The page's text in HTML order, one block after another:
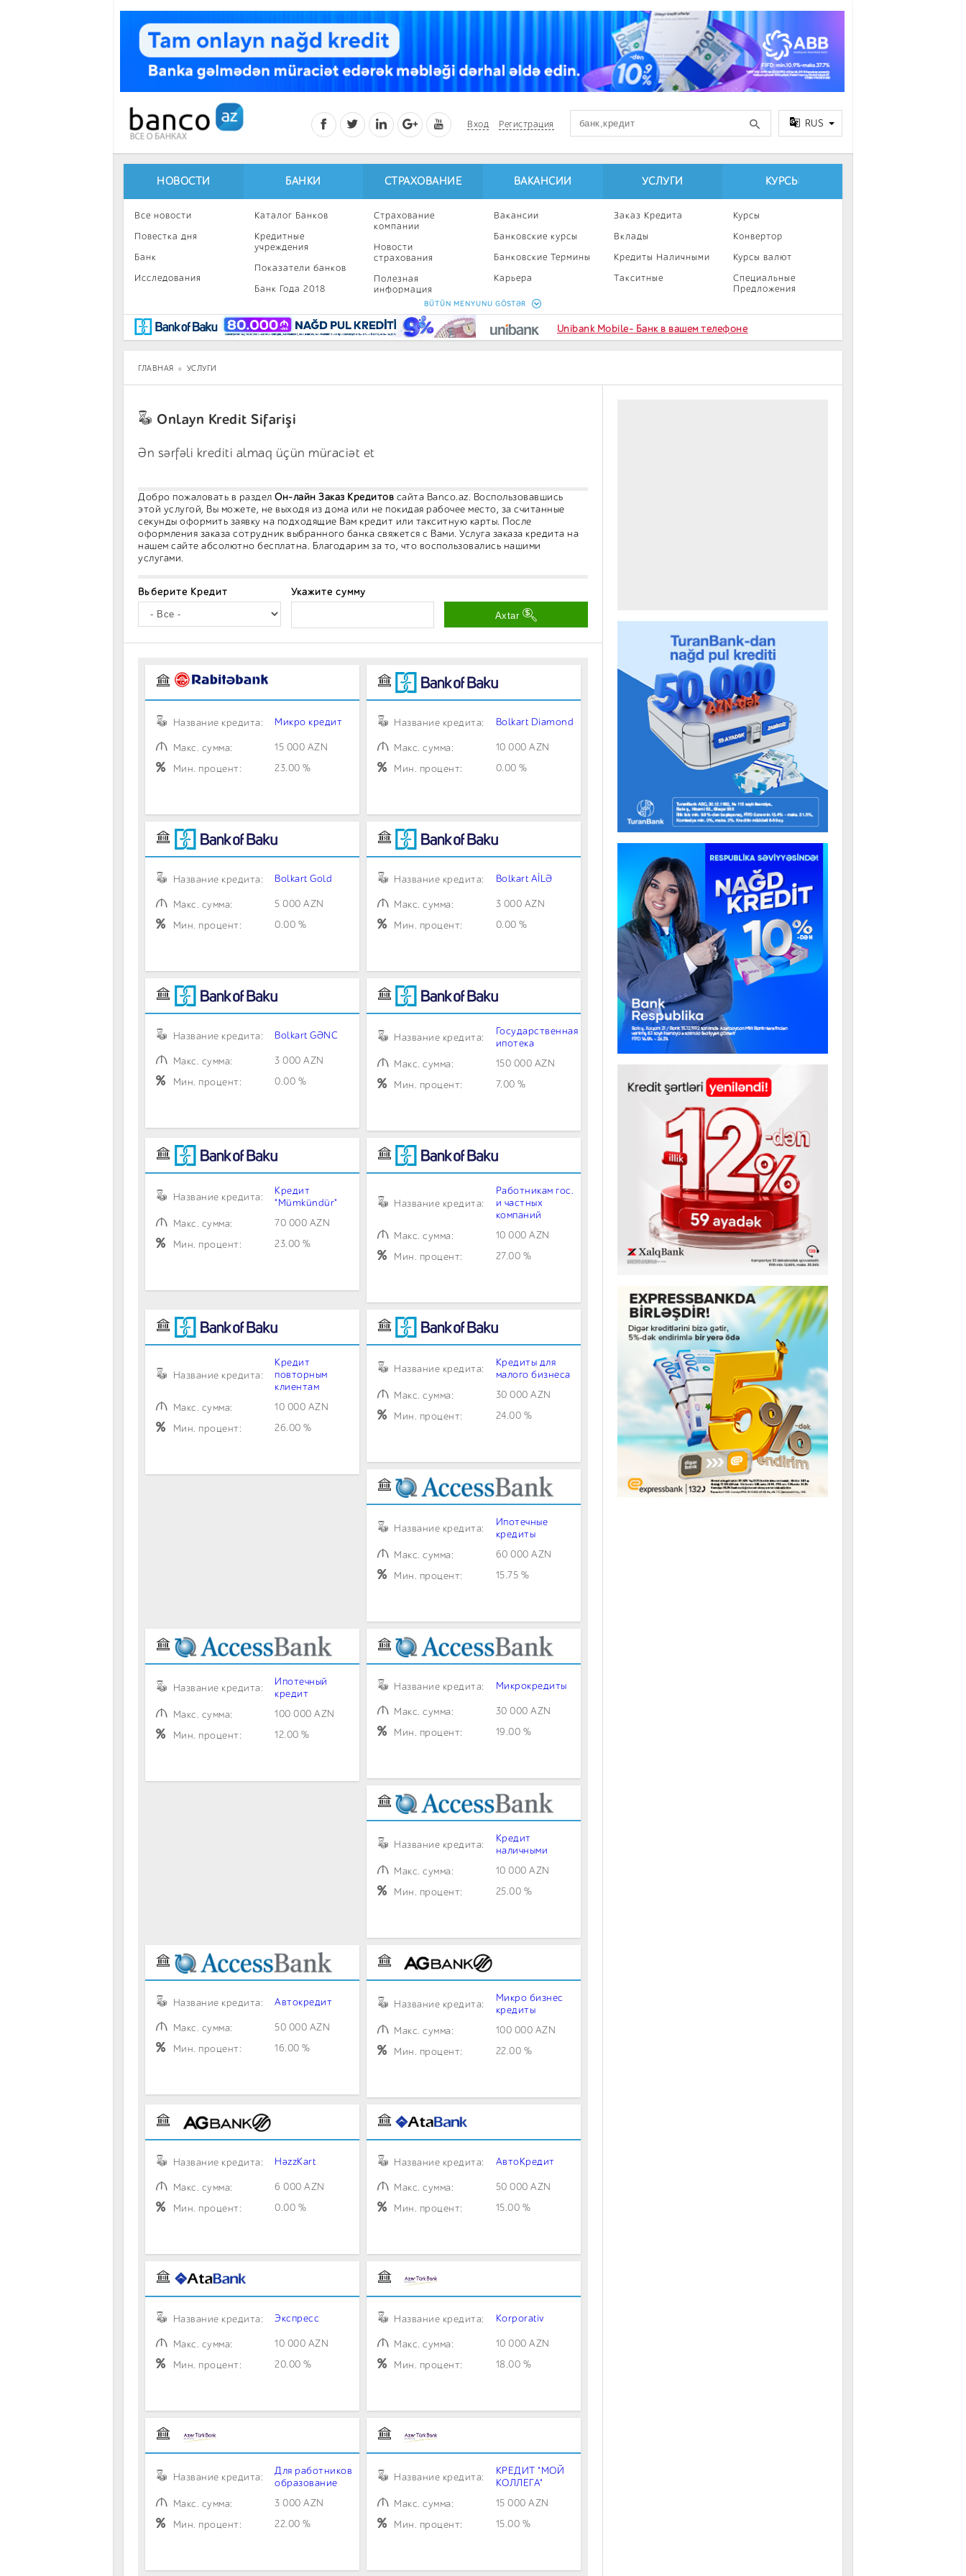
Вход Регистрация RUS
НОВОСТИ
Все новости
Повестка дня
Банк
Исследования
Инвестиции
BancoTV
БАНКИ
Каталог Банков
Кредитные
учреждения
Показатели банков
Банк Года 2018
СТРАХОВАНИЕ
Страхование
компании
Новости
страхования
Полезная
информация
калькулятор
ВАКАНСИИ
Вакансии
Банковские курсы
Банковские Термины
Карьера
Профессиональное
развитие
УСЛУГИ
Заказ Кредита
Вклады
Кредиты Наличными
Такситные
КУРСЫ
Курсы
Конвертор
Курсы валют
Специальные
Предложения
BÜTÜN MENYUNU GÖSTƏR
Unibank Mobile- Банк в вашем телефоне
ГЛАВНАЯ УСЛУГИ
Onlayn Kredit Sifarişi
Ən sərfəli krediti almaq üçün müraciət et
Добро пожаловать в раздел Он-лайн Заказ Кредитов сайта Banco.az. Воспользовавшись
этой услугой, Вы можете, не выходя из дома или не покидая рабочее место, за считанные
секунды оформить заявку на подходящие Вам кредит или такситную карты. После
оформления заказа сотрудник выбранного банка свяжется с Вами. Услуга заказа кредита на
нашем сайте абсолютно бесплатна. Благодарим за то, что воспользовались нашими
услугами.
Выберите Кредит Укажите сумму
Axtar
Название кредита: Микро кредит
Макс. сумма:
15 000 AZN
Мин. процент:
23.00 %
Название кредита: Bolkart Diamond
Макс. сумма:
10 000 AZN
Мин. процент:
0.00 %
Название кредита: Bolkart Gold
Макс. сумма:
5 000 AZN
Мин. процент:
0.00 %
Название кредита: Bolkart AİLƏ
Макс. сумма:
3 000 AZN
Мин. процент:
0.00 %
Название кредита: Bolkart GƏNC
Макс. сумма:
3 000 AZN
Мин. процент:
0.00 %
Название кредита:
Государственная
ипотека
Макс. сумма:
150 000 AZN
Мин. процент:
7.00 %
Название кредита:
Кредит
"Mümkündür"
Макс. сумма:
70 000 AZN
Мин. процент:
23.00 %
Название кредита:
Работникам гос.
и частных
компаний
Макс. сумма:
10 000 AZN
Мин. процент:
27.00 %
Название кредита:
Кредит
повторным
клиентам
Макс. сумма:
10 000 AZN
Мин. процент:
26.00 %
Название кредита:
Кредиты для
малого бизнеса
Макс. сумма:
30 000 AZN
Мин. процент:
24.00 %
Название кредита:
Ипотечные
кредиты
Макс. сумма:
60 000 AZN
Мин. процент:
15.75 %
Название кредита:
Ипотечный
кредит
Макс. сумма:
100 000 AZN
Мин. процент:
12.00 %
Название кредита: Микрокредиты
Макс. сумма:
30 000 AZN
Мин. процент:
19.00 %
Название кредита:
Кредит
наличными
Макс. сумма:
10 000 AZN
Мин. процент:
25.00 %
Название кредита: Автокредит
Макс. сумма:
50 000 AZN
Мин. процент:
16.00 %
Название кредита:
Микро бизнес
кредиты
Макс. сумма:
100 000 AZN
Мин. процент:
22.00 %
Название кредита: HəzzKart
Макс. сумма:
6 000 AZN
Мин. процент:
0.00 %
Название кредита: АвтоКредит
Макс. сумма:
50 000 AZN
Мин. процент:
15.00 %
Название кредита: Экспресс
Макс. сумма:
10 000 AZN
Мин. процент:
20.00 %
Название кредита: Korporativ
Макс. сумма:
10 000 AZN
Мин. процент:
18.00 %
Название кредита:
Для работников
образование
Макс. сумма:
3 000 AZN
Мин. процент:
22.00 %
Название кредита:
КРЕДИТ "МОЙ
КОЛЛЕГА"
Макс. сумма:
15 000 AZN
Мин. процент:
15.00 %